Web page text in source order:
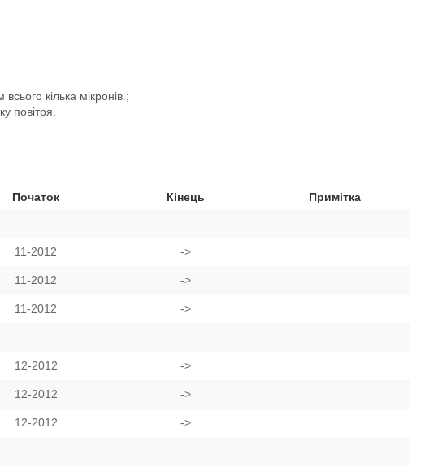
кілька мікронів.;
повітря.
Початок Кінець
Примітка
11-2012 ->
11-2012 ->
11-2012 ->
12-2012 ->
12-2012 ->
12-2012 ->